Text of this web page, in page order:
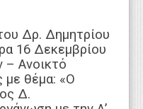
Δρ. Δημητρίου
16 Δεκεμβρίου
– Ανοικτό
με θέμα: «Ο
Δ.